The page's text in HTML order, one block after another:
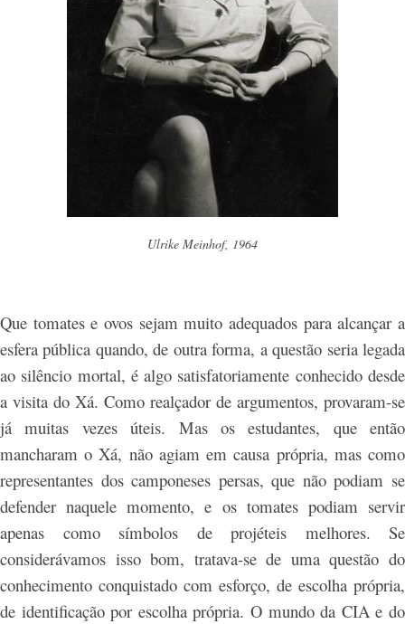
Ulrike Meinhof, 1964
Que tomates e ovos sejam muito adequados para alcançar a
esfera pública quando, de outra forma, a questão seria legada
ao silêncio mortal, é algo satisfatoriamente conhecido desde
a visita do Xá. Como realçador de argumentos, provaram-se
já muitas vezes úteis. Mas os estudantes, que então
mancharam o Xá, não agiam em causa própria, mas como
representantes dos camponeses persas, que não podiam se
defender naquele momento, e os tomates podiam servir
apenas como símbolos de projéteis melhores. Se
considerávamos isso bom, tratava-se de uma questão do
conhecimento conquistado com esforço, de escolha própria,
de identificação por escolha própria. O mundo da CIA e do